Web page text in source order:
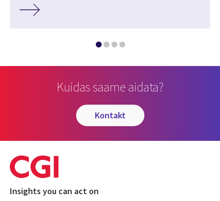
Kuidas saame aidata?
kontakt
Insights you can act on